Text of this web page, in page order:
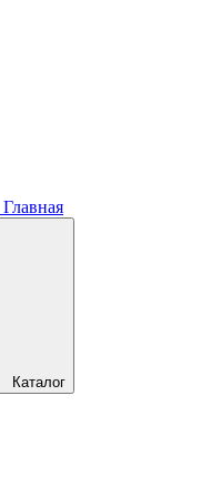
Главная
Каталог